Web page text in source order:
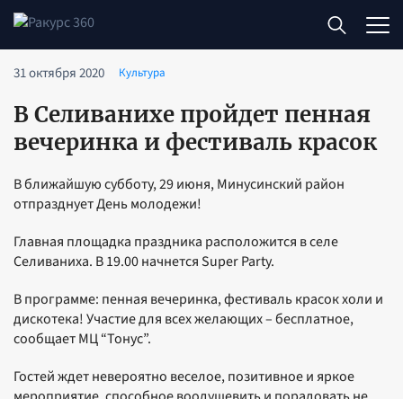
31 октября 2020 Культура
В Селиванихе пройдет пенная
вечеринка и фестиваль красок
В ближайшую субботу, 29 июня, Минусинский район
отпразднует День молодежи!
Главная площадка праздника расположится в селе
Селиваниха. В 19.00 начнется Super Party.
В программе: пенная вечеринка, фестиваль красок холи и
дискотека! Участие для всех желающих – бесплатное,
сообщает МЦ “Тонус”.
Гостей ждет невероятно веселое, позитивное и яркое